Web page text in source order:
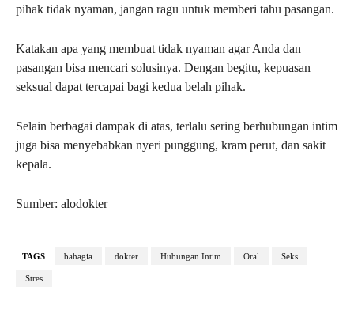
pihak tidak nyaman, jangan ragu untuk memberi tahu pasangan.
Katakan apa yang membuat tidak nyaman agar Anda dan
pasangan bisa mencari solusinya. Dengan begitu, kepuasan
seksual dapat tercapai bagi kedua belah pihak.
Selain berbagai dampak di atas, terlalu sering berhubungan intim
juga bisa menyebabkan nyeri punggung, kram perut, dan sakit
kepala.
Sumber: alodokter
TAGS bahagia dokter Hubungan Intim Oral Seks
Stres